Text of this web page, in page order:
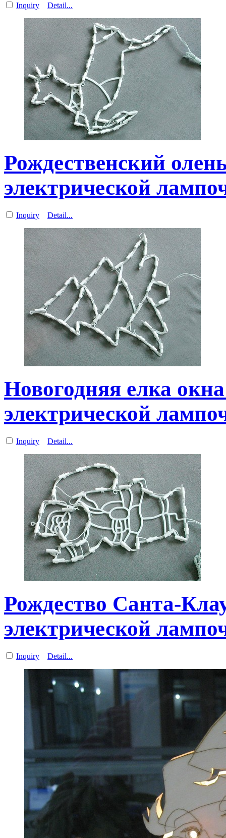
Inquiry Detail...
Рождественский
электрической
Inquiry Detail...
Новогодняя елка
электрической
Inquiry Detail...
Рождество Санта-
электрической
Inquiry Detail...